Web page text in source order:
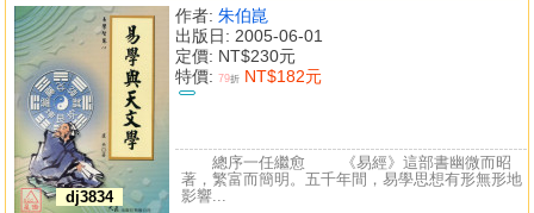
dj3834
作者: 朱伯崑
出版日: 2005-06-01
定價: NT$230元
特價: 79折 NT$182元
總序一任繼愈 《易經》這部書幽微而昭
著，繁富而簡明。五千年間，易學思想有形無形地
影響...